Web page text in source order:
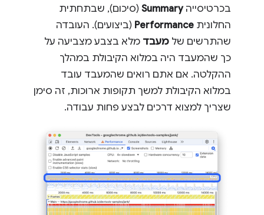
בכרטיסייהSummary (סיכום), שבתחתית
החלונית Performance (ביצועים). העובדה
שהתרשים של מעבד מלא בצבע מצביעה על
כך שהמעבד היה במלוא הקיבולת במהלך
ההקלטה. אם אתם רואים שהמעבד עובד
במלוא הקיבולת למשך תקופות ארוכות, זה סימן
שצריך למצוא דרכים לבצע פחות עבודה.